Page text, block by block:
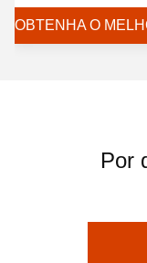
adultos À prova d'água
profunda Clareamento
de dentes sônica
Por